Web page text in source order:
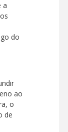
a
do
ao
o
de